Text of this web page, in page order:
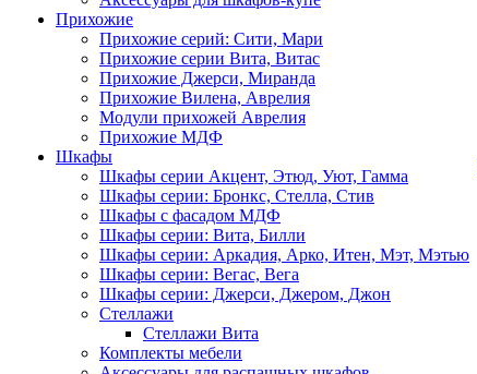
Прихожие
Прихожие серий: Сити, Мари
Прихожие серии Вита, Витас
Прихожие Джерси, Миранда
Прихожие Вилена, Аврелия
Модули прихожей Аврелия
Прихожие МДФ
Шкафы
Шкафы серии Акцент, Этюд, Уют, Гамма
Шкафы серии: Бронкс, Стелла, Стив
Шкафы с фасадом МДФ
Шкафы серии: Вита, Билли
Шкафы серии: Аркадия, Арко, Итен, Мэт, Мэтью
Шкафы серии: Вегас, Вега
Шкафы серии: Джерси, Джером, Джон
Стеллажи
Стеллажи Вита
Комплекты мебели